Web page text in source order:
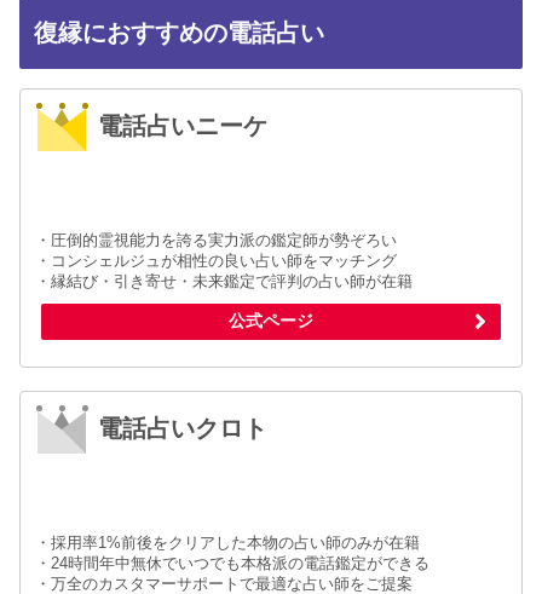
復縁におすすめの電話占い
電話占いニーケ
・圧倒的霊視能力を誇る実力派の鑑定師が勢ぞろい
・コンシェルジュが相性の良い占い師をマッチング
・縁結び・引き寄せ・未来鑑定で評判の占い師が在籍
公式ページ
電話占いクロト
・採用率1%前後をクリアした本物の占い師のみが在籍
・24時間年中無休でいつでも本格派の電話鑑定ができる
・万全のカスタマーサポートで最適な占い師をご提案